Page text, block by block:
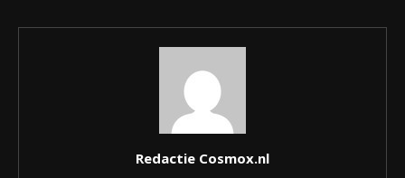
Redactie Cosmox.nl